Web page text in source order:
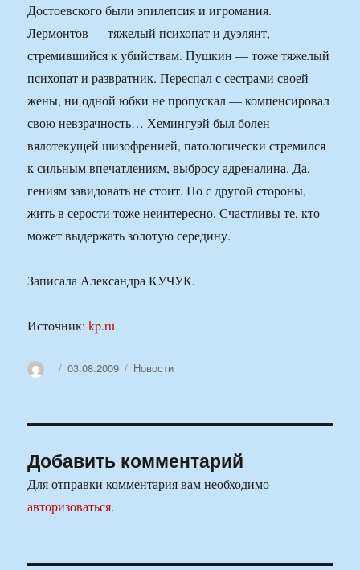
Достоевского были эпилепсия и игромания.
Лермонтов — тяжелый психопат и дуэлянт,
стремившийся к убийствам. Пушкин — тоже тяжелый
психопат и развратник. Переспал с сестрами своей
жены, ни одной юбки не пропускал — компенсировал
свою невзрачность… Хемингуэй был болен
вялотекущей шизофренией, патологически стремился
к сильным впечатлениям, выбросу адреналина. Да,
гениям завидовать не стоит. Но с другой стороны,
жить в серости тоже неинтересно. Счастливы те, кто
может выдержать золотую середину.
Записала Александра КУЧУК.
Источник:kp.ru
АвторОпубликовано
03.08.2009 Рубрики
Новости
Добавить комментарий
Для отправки комментария вам необходимо
авторизоваться.